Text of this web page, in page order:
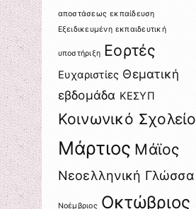
αποστάσεως εκπαίδευση
Εξειδικευμένη εκπαιδευτική
υποστήριξη Εορτές
Ευχαριστίες Θεματική
εβδομάδα ΚΕΣΥΠ
Κοινωνικό Σχολείο
Μάρτιος Μάϊος
Νεοελληνική Γλώσσα
Νοέμβριος Οκτώβριος